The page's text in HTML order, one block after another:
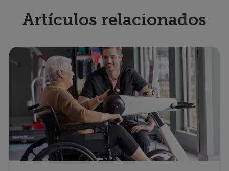
Artículos relacionados